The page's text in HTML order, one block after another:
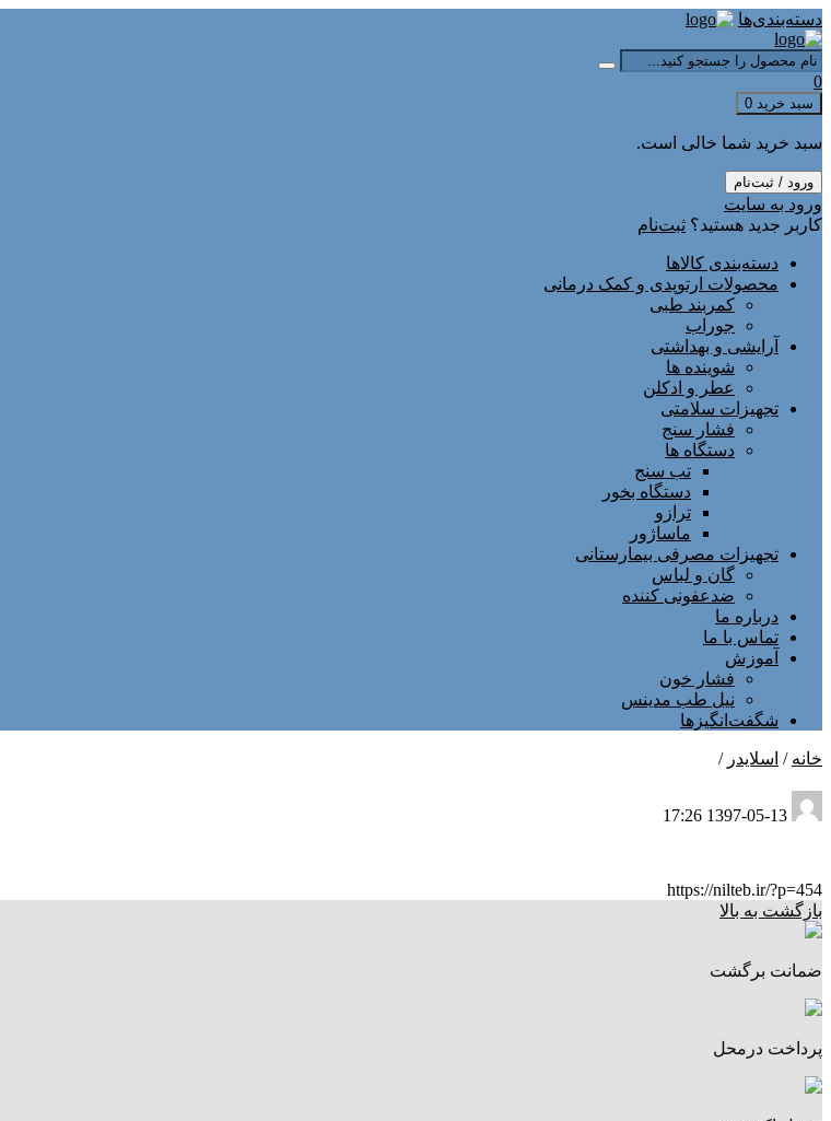
دسته‌بندی‌ها
0
سبد خرید 0
سبد خرید شما خالی است.
ورود / ثبت‌نام
ورود به سایت
کاربر جدید هستید؟ ثبت‌نام
دسته‌بندی کالاها
محصولات ارتوپدی و کمک درمانی
کمربند طبی
جوراب
آرایشی و بهداشتی
شوینده ها
عطر و ادکلن
تجهیزات سلامتی
فشار سنج
دستگاه ها
تب سنج
دستگاه بخور
ترازو
ماساژور
تجهیزات مصرفی بیمارستانی
گان و لباس
ضدعفونی کننده
درباره ما
تماس با ما
آموزش
فشار خون
نیل طب مدینس
شگفت‌انگیزها
خانه / اسلایدر /
1397-05-13 17:26
https://nilteb.ir/?p=454
بازگشت به بالا
ضمانت برگشت
پرداخت درمحل